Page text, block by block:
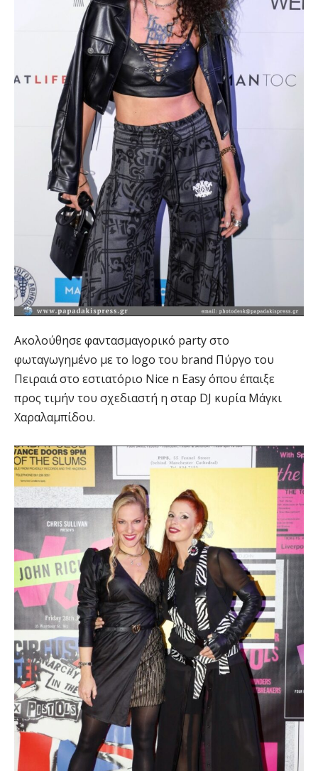
Ακολούθησε φαντασμαγορικό party στο
φωταγωγημένο με το logo του brand Πύργο του
Πειραιά στο εστιατόριο Nice n Easy όπου έπαιξε
προς τιμήν του σχεδιαστή η σταρ DJ κυρία Μάγκι
Χαραλαμπίδου.